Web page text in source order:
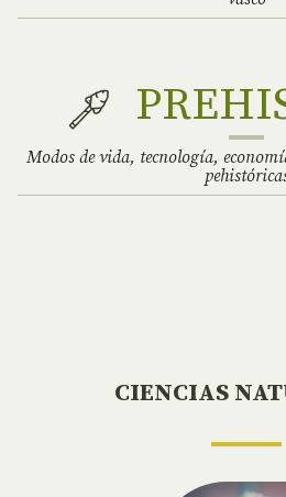
Modos de vida, tecnología,
CIENCIAS